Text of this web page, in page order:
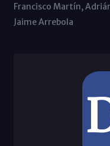
Francisco Martín,
Jaime Arrebola